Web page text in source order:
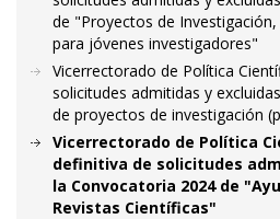
de "Proyectos de
para jóvenes investigadores"
Vicerrectorado de Política
solicitudes admitidas y
de proyectos de investigación
Vicerrectorado de Política
definitiva de solicitudes
la Convocatoria 2024 de
Revistas Científicas"